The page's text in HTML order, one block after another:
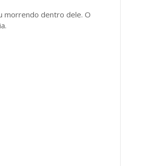
morrendo dentro dele. O